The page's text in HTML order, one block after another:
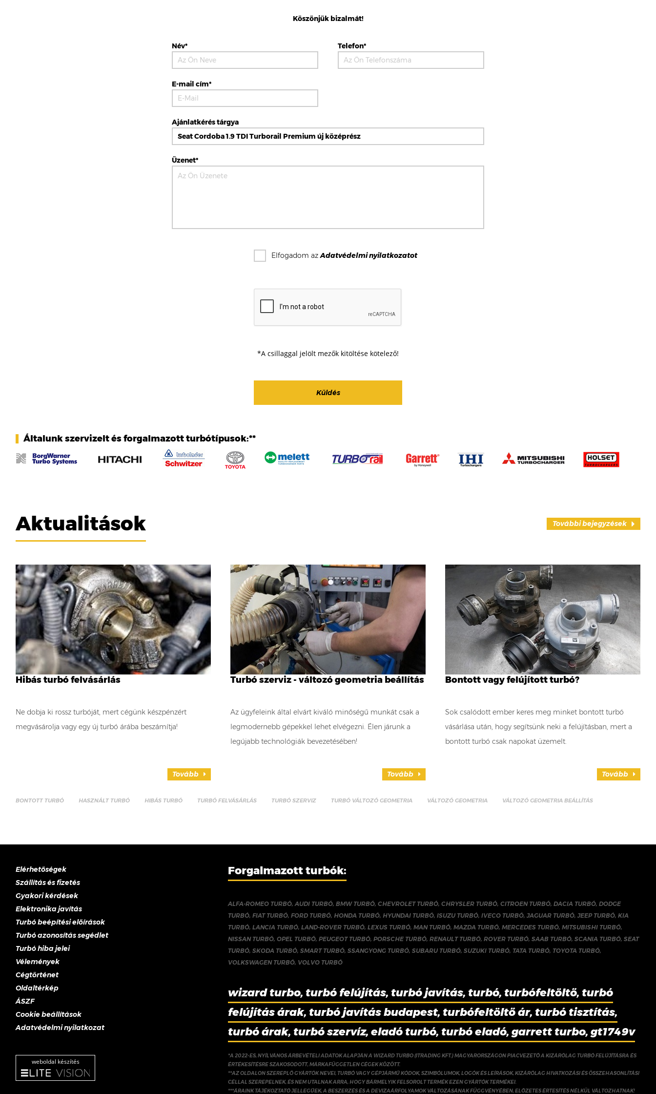
Köszönjük bizalmát!
Név* Telefon*
E-mail cím*
Ajánlatkérés tárgya
Üzenet*
Elfogadom azAdatvédelmi nyilatkozatot
*A csillaggal jelölt mezők kitöltése kötelező!
Általunk szervizelt és forgalmazott turbótípusok:**
Aktualitások További bejegyzések
Hibás turbó felvásárlás
Ne dobja ki rossz turbóját, mert cégünk készpénzért
megvásárolja vagy egy új turbó árába beszámítja!
Tovább
Turbó szerviz - változó geometria beállítás
Az ügyfeleink által elvárt kiváló minőségű munkát csak a
legmodernebb gépekkel lehet elvégezni. Élen járunk a
legújabb technológiák bevezetésében!
Tovább
Bontott vagy felújított turbó?
Sok csalódott ember keres meg minket bontott turbó
vásárlása után, hogy segítsünk neki a felújításban, mert a
bontott turbó csak napokat üzemelt.
Tovább
BONTOTT TURBÓ HASZNÁLT TURBÓ HIBÁS TURBÓ TURBÓ FELVÁSÁRLÁS TURBÓ SZERVIZ TURBÓ VÁLTOZÓ GEOMETRIA VÁLTOZÓ GEOMETRIA VÁLTOZÓ GEOMETRIA BEÁLLÍTÁS
Elérhetőségek
Szállítás és fizetés
Gyakori kérdések
Elektronika javítás
Turbó beépítési előírások
Turbó azonosítás segédlet
Turbó hiba jelei
Vélemények
Cégtörténet
Oldaltérkép
ÁSZF
Cookie beállítások
Adatvédelmi nyilatkozat
weboldal készítés
Forgalmazott turbók:
ALFA-ROMEO TURBÓ,AUDI TURBÓ, BMW TURBÓ, CHEVROLET TURBÓ, CHRYSLER TURBÓ, CITROEN TURBÓ, DACIA TURBÓ, DODGE
TURBÓ, FIAT TURBÓ, FORD TURBÓ, HONDA TURBÓ, HYUNDAI TURBÓ, ISUZU TURBÓ, IVECO TURBÓ, JAGUAR TURBÓ, JEEP TURBÓ, KIA
TURBÓ, LANCIA TURBÓ, LAND-ROVER TURBÓ, LEXUS TURBÓ, MAN TURBÓ, MAZDA TURBÓ, MERCEDES TURBÓ, MITSUBISHI TURBÓ,
NISSAN TURBÓ, OPEL TURBÓ, PEUGEOT TURBÓ, PORSCHE TURBÓ, RENAULT TURBÓ, ROVER TURBÓ, SAAB TURBÓ, SCANIA TURBÓ, SEAT
TURBÓ, SKODA TURBÓ, SMART TURBÓ, SSANGYONG TURBÓ, SUBARU TURBÓ, SUZUKI TURBÓ, TATA TURBÓ, TOYOTA TURBÓ,
VOLKSWAGEN TURBÓ, VOLVO TURBÓ
wizard turbo, turbó felújítás, turbó javítás, turbó, turbófeltöltő, turbó
felújítás árak, turbó javítás budapest, turbófeltöltő ár, turbó tisztítás,
turbó árak, turbó szervíz, eladó turbó, turbó eladó, garrett turbo, gt1749v
*A 2022-ES, NYÍLVÁNOS ÁRBEVÉTELI ADATOK ALAPJÁN A WIZARD TURBO (ITRADING KFT.) MAGYARORSZÁGON PIACVEZETŐ A KIZÁRÓLAG TURBÓ FELÚJÍTÁSRA ÉS
ÉRTÉKESÍTÉSRE SZAKOSODOTT, MÁRKAFÜGGETLEN CÉGEK KÖZÖTT.
**AZ OLDALON SZEREPLŐ GYÁRTÓK NEVEI, TURBÓ VAGY GÉPJÁRMŰ KÓDOK, SZIMBÓLUMOK, LOGÓK ÉS LEÍRÁSOK, KIZÁRÓLAG HIVATKOZÁSI ÉS ÖSSZEHASONLÍTÁSI
CÉLLAL SZEREPELNEK, ÉS NEM UTALNAK ARRA, HOGY BÁRMELYIK FELSOROLT TERMÉK EZEN GYÁRTÓK TERMÉKEI.
***ÁRAINK TÁJÉKOZTATÓ JELLEGŰEK, A BESZERZÉS ÉS A DEVIZAÁRFOLYAMOK VÁLTOZÁSÁNAK FÜGGVÉNYÉBEN, ELŐZETES ÉRTESÍTÉS NÉLKÜL VÁLTOZHATNAK!